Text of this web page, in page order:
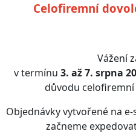
Celofiremní
Vážení
v termínu 3. až 7. srpna
důvodu
Objednávky vytvořené na
začneme